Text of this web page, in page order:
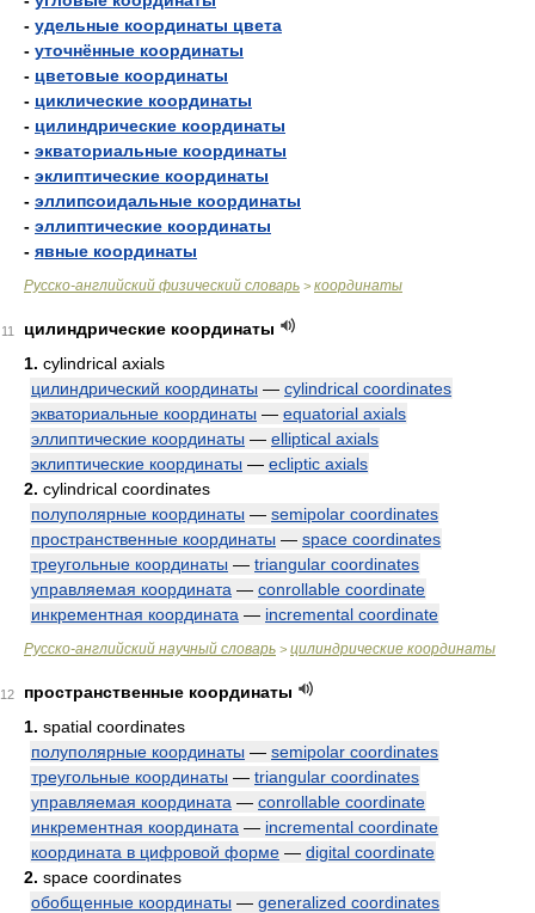
- удельные координаты цвета
- уточнённые координаты
- цветовые координаты
- циклические координаты
- цилиндрические координаты
- экваториальные координаты
- эклиптические координаты
- эллипсоидальные координаты
- эллиптические координаты
- явные координаты
Русско-английский физический словарь > координаты
11
цилиндрические координаты
1. cylindrical axials
цилиндрический координаты — cylindrical coordinates
экваториальные координаты — equatorial axials
эллиптические координаты — elliptical axials
эклиптические координаты — ecliptic axials
2. cylindrical coordinates
полуполярные координаты — semipolar coordinates
пространственные координаты — space coordinates
треугольные координаты — triangular coordinates
управляемая координата — conrollable coordinate
инкрементная координата — incremental coordinate
Русско-английский научный словарь > цилиндрические координаты
12
пространственные координаты
1. spatial coordinates
полуполярные координаты — semipolar coordinates
треугольные координаты — triangular coordinates
управляемая координата — conrollable coordinate
инкрементная координата — incremental coordinate
координата в цифровой форме — digital coordinate
2. space coordinates
обобщенные координаты — generalized coordinates